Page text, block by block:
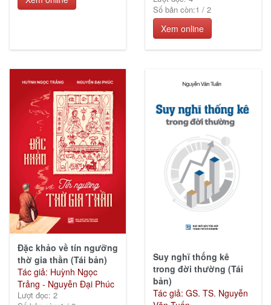
Số bản còn:1 /2
Xem online
Đặc khảo về tín ngưỡng
thờ gia thần (Tái bản)
Tác giả: Huỳnh Ngọc
Trảng - Nguyễn Đại Phúc
Lượt đọc: 2
Suy nghĩ thống kê
trong đời thường (Tái
bản)
Tác giả: GS. TS. Nguyễn